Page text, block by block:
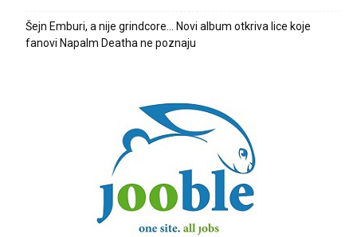
Šejn Emburi, a nije grindcore… Novi album otkriva lice koje
fanovi Napalm Deatha ne poznaju